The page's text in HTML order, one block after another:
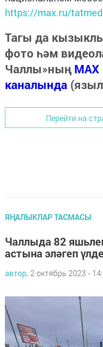
https://max.ru/
Тагы да
фото һәм
Чаллы»ныңMAX
каналында
Перейти на
ЯҢАЛЫКЛАР ТАСМАСЫ
Чаллыда 82
астына эләгеп үлде
автор, 2 октябрь 2023 -